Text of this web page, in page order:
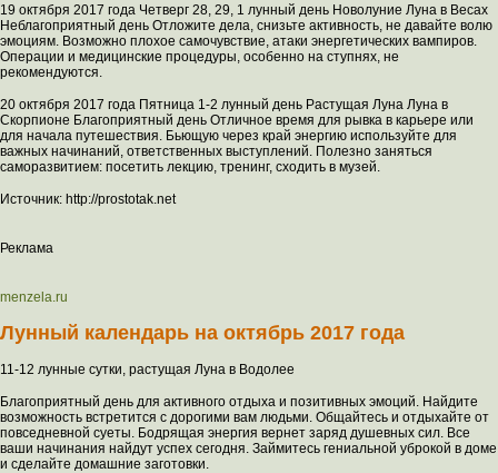
19 октября 2017 года Четверг 28, 29, 1 лунный день Новолуние Луна в Весах
Неблагоприятный день Отложите дела, снизьте активность, не давайте волю
эмоциям. Возможно плохое самочувствие, атаки энергетических вампиров.
Операции и медицинские процедуры, особенно на ступнях, не
рекомендуются.
20 октября 2017 года Пятница 1-2 лунный день Растущая Луна Луна в
Скорпионе Благоприятный день Отличное время для рывка в карьере или
для начала путешествия. Бьющую через край энергию используйте для
важных начинаний, ответственных выступлений. Полезно заняться
саморазвитием: посетить лекцию, тренинг, сходить в музей.
Источник: http://prostotak.net
Реклама
menzela.ru
Лунный календарь на октябрь 2017 года
11-12 лунные сутки, растущая Луна в Водолее
Благоприятный день для активного отдыха и позитивных эмоций. Найдите
возможность встретится с дорогими вам людьми. Общайтесь и отдыхайте от
повседневной суеты. Бодрящая энергия вернет заряд душевных сил. Все
ваши начинания найдут успех сегодня. Займитесь гениальной уброкой в доме
и сделайте домашние заготовки.